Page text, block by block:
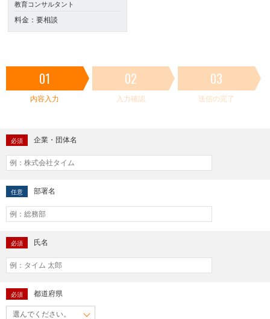
教育コンサルタント
料金：要相談
01
内容入力
02
入力確認
03
送信の完了
必須 企業・団体名
任意 部署名
必須 氏名
必須 都道府県